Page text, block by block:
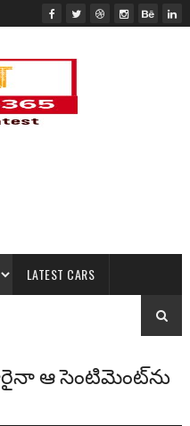
LATEST CARS
ఆ సెంటిమెంట్‌ను